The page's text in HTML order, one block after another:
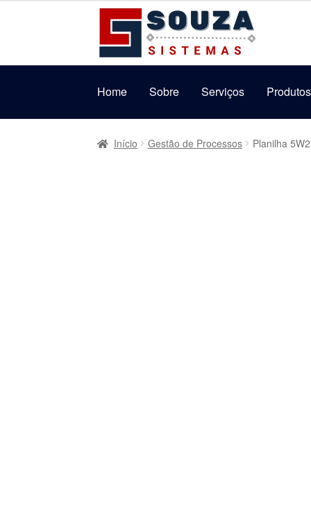
Pular
para
navegação
Pular
para
o
conteúdo
Home
Sobre Serviços Produtos
Início Gestão de Processos Planilha
original
era:
R$69,99.
atual
é:
R$39,99.